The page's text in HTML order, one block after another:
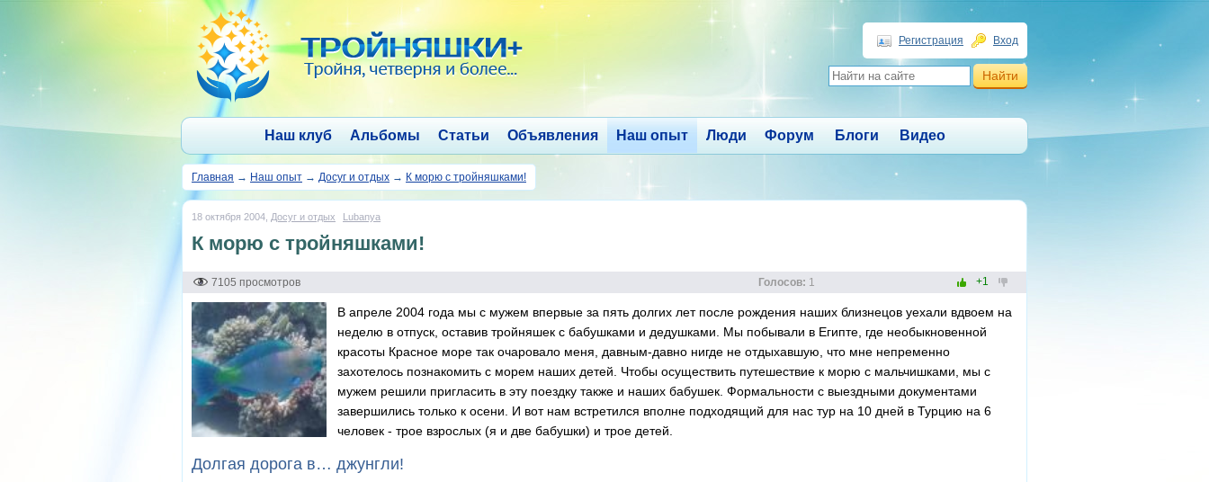
Регистрация Вход
Наш клуб Альбомы Статьи Объявления Наш опыт Люди Форум Блоги Видео
Главная → Наш опыт → Досуг и отдых → К морю с тройняшками!
18 октября 2004, Досуг и отдых Lubanya
К морю с тройняшками!
7105 просмотров Голосов: 1 +1
В апреле 2004 года мы с мужем впервые за пять долгих лет после рождения наших близнецов уехали вдвоем на
неделю в отпуск, оставив тройняшек с бабушками и дедушками. Мы побывали в Египте, где необыкновенной
красоты Красное море так очаровало меня, давным-давно нигде не отдыхавшую, что мне непременно
захотелось познакомить с морем наших детей. Чтобы осуществить путешествие к морю с мальчишками, мы с
мужем решили пригласить в эту поездку также и наших бабушек. Формальности с выездными документами
завершились только к осени. И вот нам встретился вполне подходящий для нас тур на 10 дней в Турцию на 6
человек - трое взрослых (я и две бабушки) и трое детей.
Долгая дорога в… джунгли!